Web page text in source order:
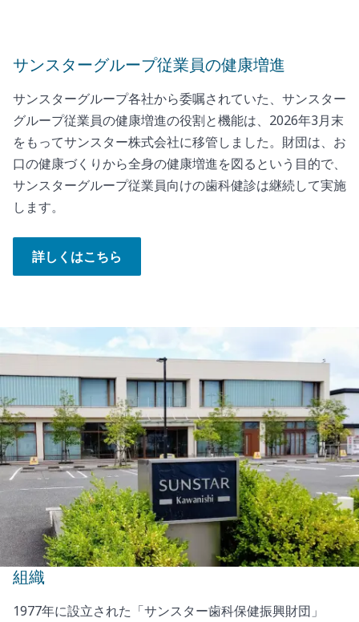
サンスターグループ従業員の健康増進
サンスターグループ各社から委嘱されていた、サンスター
グループ従業員の健康増進の役割と機能は、2026年3月末
をもってサンスター株式会社に移管しました。財団は、お
口の健康づくりから全身の健康増進を図るという目的で、
サンスターグループ従業員向けの歯科健診は継続して実施
します。
詳しくはこちら
組織
1977年に設立された「サンスター歯科保健振興財団」